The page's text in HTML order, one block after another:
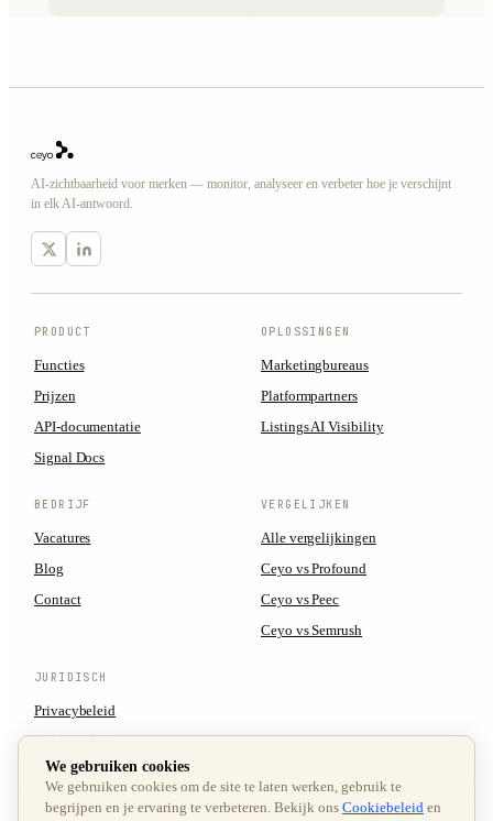
AI-zichtbaarheid voor merken — monitor, analyseer en verbeter hoe je verschijnt
in elk AI-antwoord.
PRODUCT
Functies
Prijzen
API-documentatie
Signal Docs
OPLOSSINGEN
Marketingbureaus
Platformpartners
Listings AI Visibility
BEDRIJF
Vacatures
Blog
Contact
VERGELIJKEN
Alle vergelijkingen
Ceyo vs Profound
Ceyo vs Peec
Ceyo vs Semrush
JURIDISCH
Privacybeleid
Cookiebeleid
Servicevoorwaarden
Cookievoorkeuren
We gebruiken cookies
We gebruiken cookies om de site te laten werken, gebruik te
begrijpen en je ervaring te verbeteren. Bekijk ons Cookiebeleid en